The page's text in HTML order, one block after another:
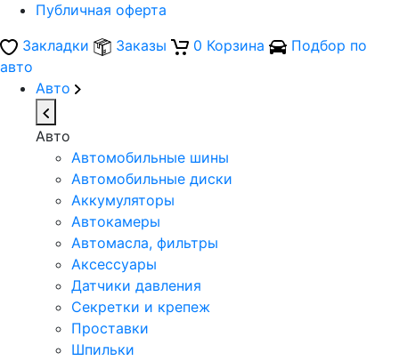
Публичная оферта
Закладки
Заказы 0 Корзина
Подбор по
авто
Авто
Авто
Автомобильные шины
Автомобильные диски
Аккумуляторы
Автокамеры
Автомасла, фильтры
Аксессуары
Датчики давления
Секретки и крепеж
Проставки
Шпильки